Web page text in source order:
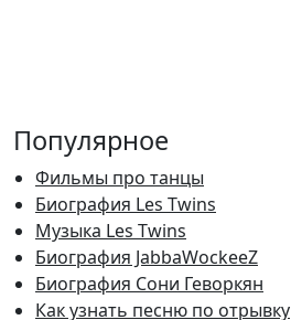
Популярное
Фильмы про танцы
Биография Les Twins
Музыка Les Twins
Биография JabbaWockeeZ
Биография Сони Геворкян
Как узнать песню по отрывку